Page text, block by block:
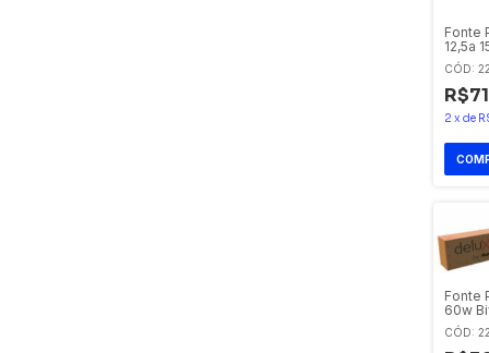
Fonte
12,5a
CÓD:
2 x de
Fonte
60w
CÓD: